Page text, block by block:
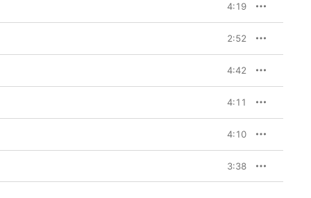
4:19
2:52
4:42
4:11
4:10
3:38